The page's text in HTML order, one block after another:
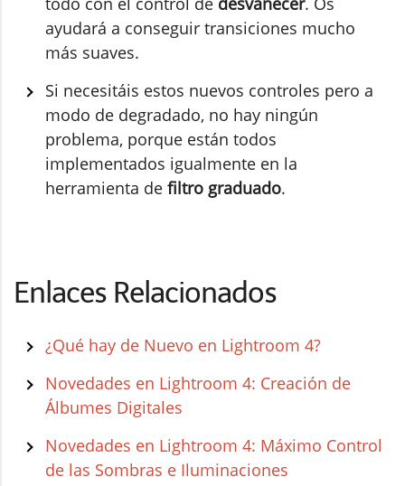
ayudará a conseguir transiciones mucho
más suaves.
Si necesitáis estos nuevos controles pero a
modo de degradado, no hay ningún
problema, porque están todos
implementados igualmente en la
herramienta de filtro graduado.
Enlaces Relacionados
¿Qué hay de Nuevo en Lightroom 4?
Novedades en Lightroom 4: Creación de
Álbumes Digitales
Novedades en Lightroom 4: Máximo Control
de las Sombras e Iluminaciones